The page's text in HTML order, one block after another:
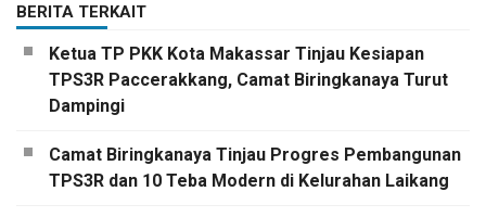
BERITA TERKAIT
Ketua TP PKK Kota Makassar Tinjau Kesiapan
TPS3R Paccerakkang, Camat Biringkanaya Turut
Dampingi
Camat Biringkanaya Tinjau Progres Pembangunan
TPS3R dan 10 Teba Modern di Kelurahan Laikang